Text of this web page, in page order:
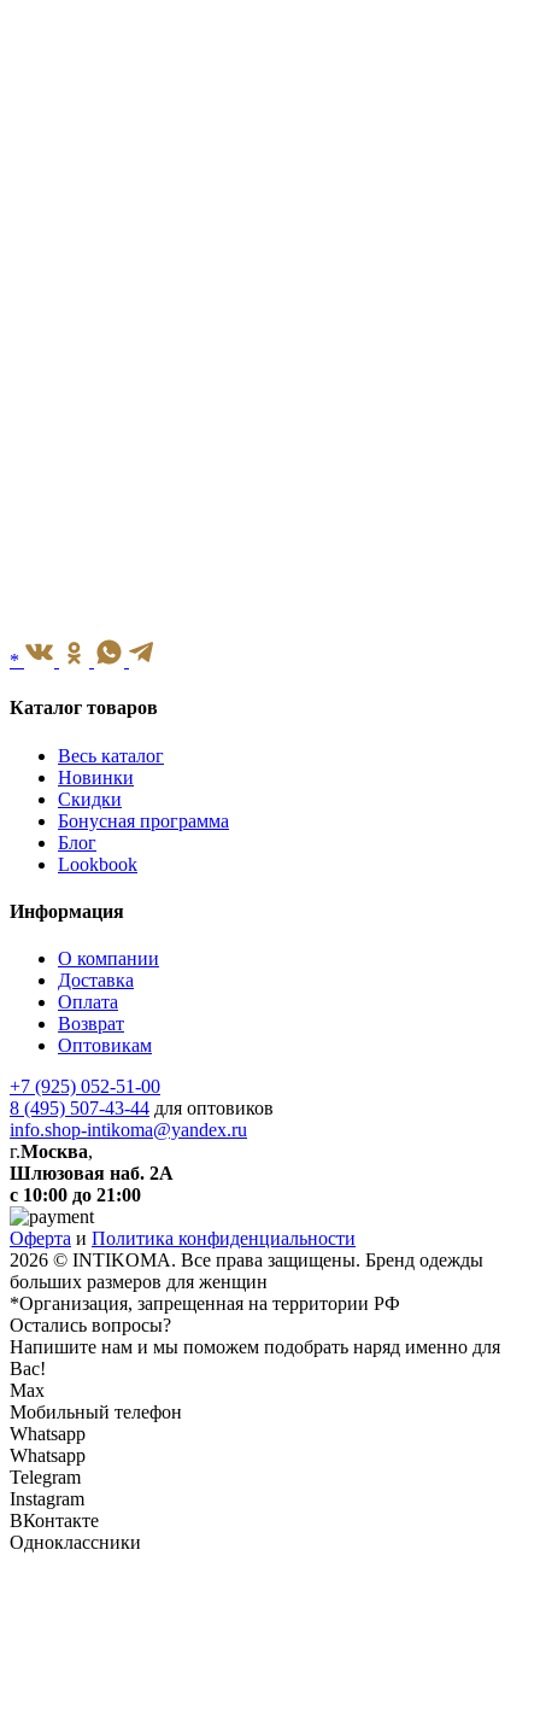
*
Каталог товаров
Весь каталог
Новинки
Скидки
Бонусная программа
Блог
Lookbook
Информация
О компании
Доставка
Оплата
Возврат
Оптовикам
+7 (925) 052-51-00
8 (495) 507-43-44 для оптовиков
info.shop-intikoma@yandex.ru
г.Москва,
Шлюзовая наб. 2А
с 10:00 до 21:00
Оферта и Политика конфиденциальности
2026 © INTIKOMA. Все права защищены. Бренд одежды
больших размеров для женщин
*Организация, запрещенная на территории РФ
Остались вопросы?
Напишите нам и мы поможем подобрать наряд именно для
Вас!
Max
Мобильный телефон
Whatsapp
Whatsapp
Telegram
Instagram
ВКонтакте
Одноклассники